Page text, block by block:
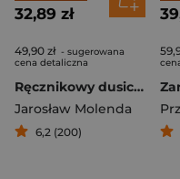
32,89 zł
49,90 zł - sugerowana
cena detaliczna
Ręcznikowy dusiciel
Jarosław Molenda
6,2 (200)